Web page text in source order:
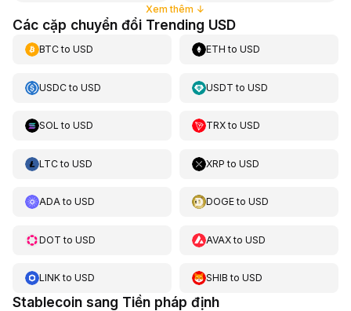
Xem thêm ↓
Các cặp chuyển đổi Trending USD
BTCto USD ETH toUSD
USDCto USD USDT toUSD
SOL to USD TRXtoUSD
LTCto USD XRP toUSD
ADAto USD DOGEtoUSD
DOT to USD AVAXtoUSD
LINKto USD SHIB toUSD
Stablecoin sang Tiền pháp định